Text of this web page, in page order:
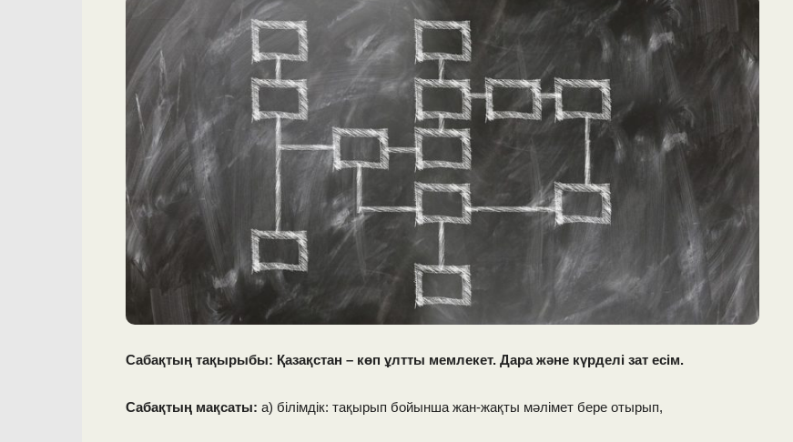
КАЛЕНДАРНОЕ
ПЛАНИРОВАНИЕ
Сабақтың тақырыбы: Қазақстан – көп ұлтты мемлекет. Дара және күрделі зат есім.
Сабақтың мақсаты: а) білімдік: тақырып бойынша жан-жақты мәлімет бере отырып,